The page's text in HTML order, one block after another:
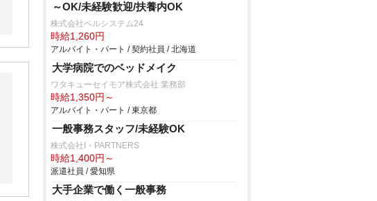
～OK/未経験歓迎/扶養内OK
株式会社ベルシステム24
時給1,260円
アルバイト・パート / 契約社員 / 北海道
大学病院でのベッドメイク
ワタキューセイモア株式会社 業務部
時給1,350円～
アルバイト・パート / 東京都
一般事務スタッフ/未経験OK
株式会社I・PARTNERS
時給1,400円～
派遣社員 / 愛知県
大手企業で働く一般事務